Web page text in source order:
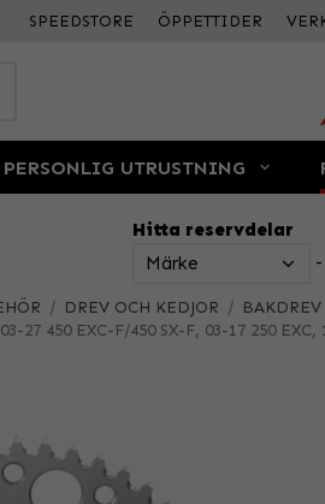
SPEEDSTORE ÖPPETTIDER
PERSONLIG UTRUSTNING
Hitta reservdelar
-
/ DREV OCH KEDJOR / BAKDREV
27 450 EXC-F/450 SX-F, 03-17 250